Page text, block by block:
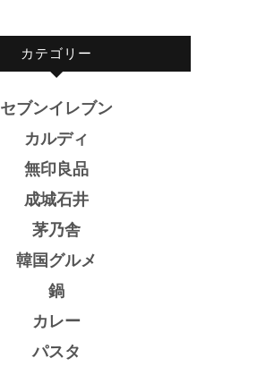
カテゴリー
セブンイレブン
カルディ
無印良品
成城石井
茅乃舎
韓国グルメ
鍋
カレー
パスタ